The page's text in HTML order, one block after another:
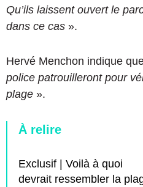
Qu’ils laissent ouvert le
dans ce cas ».
Hervé Menchon indique
police patrouilleront pour
plage ».
À relire
Exclusif | Voilà à quoi
devrait ressembler la